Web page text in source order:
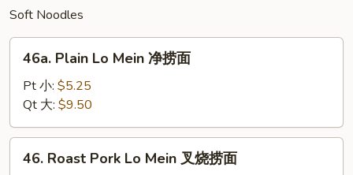
Soft Noodles
Plain
Mein
净
捞
46a. Plain Lo Mein 净捞面
Pt 小: $5.25
Qt 大: $9.50
Roast
46. Roast Pork Lo Mein 叉烧捞面